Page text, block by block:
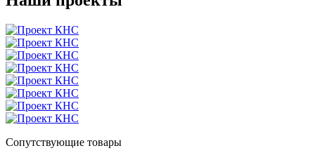
Сопутствующие товары